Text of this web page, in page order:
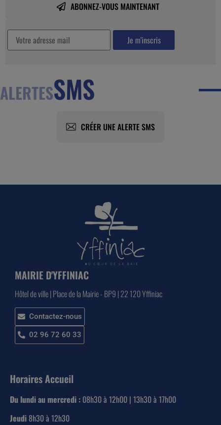
ABONNEZ-VOUS MAINTENANT
ALERTESSMS
CRÉER UNE ALERTE SMS
MAIRIE D'YFFINIAC
Hôtel de ville | Place de la Mairie - BP9 | 22 120 Yffiniac
Contactez-nous
02 96 72 60 33
Horaires Accueil
Du lundi au mercredi : 08h30 à 12h00 | 13h30 à 17h00
Jeudi 8h30 à 12h30